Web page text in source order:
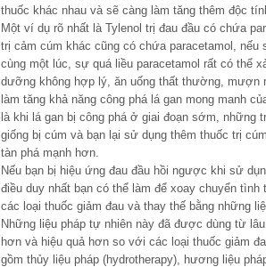
thuốc khác nhau và sẽ càng làm tăng thêm độc
Một ví dụ rõ nhất là Tylenol trị đau đầu có chứa
trị cảm cúm khác cũng có chứa paracetamol, nếu
cùng một lúc, sự quá liều paracetamol rất có thể
dưỡng không hợp lý, ăn uống thất thường,
làm tăng khả năng công phá lá gan mong manh
là khi lá gan bị công phá ở giai đoạn sớm, những
giống bị cúm và bạn lại sử dụng thêm thuốc trị
tàn phá mạnh hơn.
Nếu bạn bị hiệu ứng đau đầu hồi ngược khi sử
điều duy nhất bạn có thể làm để xoay chuyển
các loại thuốc giảm đau và thay thế bằng những
Những liệu pháp tự nhiên này đã được dùng từ
hơn và hiệu quả hơn so với các loại thuốc giảm
gồm thủy liệu pháp (hydrotherapy), hương liệu